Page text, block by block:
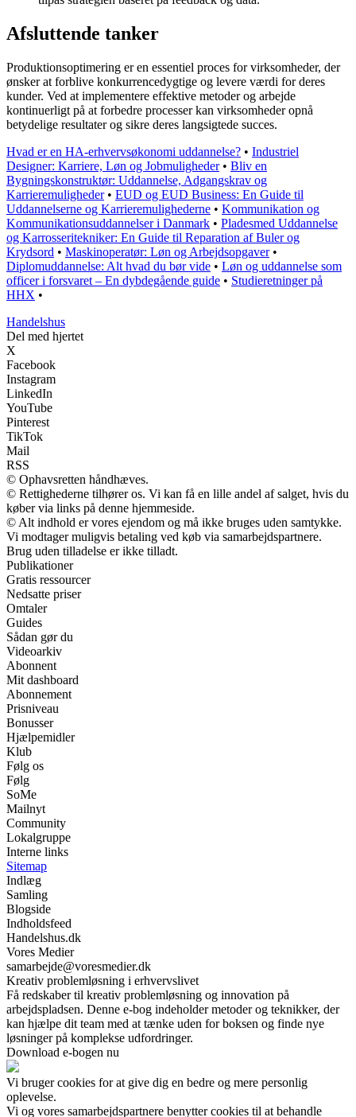
Afsluttende tanker
Produktionsoptimering er en essentiel proces for virksomheder, der
ønsker at forblive konkurrencedygtige og levere værdi for deres
kunder. Ved at implementere effektive metoder og arbejde
kontinuerligt på at forbedre processer kan virksomheder opnå
betydelige resultater og sikre deres langsigtede succes.
Hvad er en HA-erhvervsøkonomi uddannelse? • Industriel
Designer: Karriere, Løn og Jobmuligheder• Bliv en
Bygningskonstruktør: Uddannelse, Adgangskrav og
Karrieremuligheder• EUD og EUD Business: En Guide til
Uddannelserne og Karrieremulighederne • Kommunikation og
Kommunikationsuddannelser i Danmark • Pladesmed Uddannelse
og Karrosseritekniker: En Guide til Reparation af Buler og
Krydsord • Maskinoperatør: Løn og Arbejdsopgaver•
Diplomuddannelse: Alt hvad du bør vide • Løn og uddannelse som
officer i forsvaret – En dybdegående guide • Studieretninger på
HHX •
Handelshus
Del med hjertet
X
Facebook
Instagram
LinkedIn
YouTube
Pinterest
TikTok
Mail
RSS
© Ophavsretten håndhæves.
© Rettighederne tilhører os. Vi kan få en lille andel af salget, hvis du
køber via links på denne hjemmeside.
© Alt indhold er vores ejendom og må ikke bruges uden samtykke.
Vi modtager muligvis betaling ved køb via samarbejdspartnere.
Brug uden tilladelse er ikke tilladt.
Publikationer
Gratis ressourcer
Nedsatte priser
Omtaler
Guides
Sådan gør du
Videoarkiv
Abonnent
Mit dashboard
Abonnement
Prisniveau
Bonusser
Hjælpemidler
Klub
Følg os
Følg
SoMe
Mailnyt
Community
Lokalgruppe
Interne links
Sitemap
Indlæg
Samling
Blogside
Indholdsfeed
Handelshus.dk
Vores Medier
samarbejde@voresmedier.dk
Kreativ problemløsning i erhvervslivet
Få redskaber til kreativ problemløsning og innovation på
arbejdspladsen. Denne e-bog indeholder metoder og teknikker, der
kan hjælpe dit team med at tænke uden for boksen og finde nye
løsninger på komplekse udfordringer.
Download e-bogen nu
Vi bruger cookies for at give dig en bedre og mere personlig
oplevelse.
Vi og vores samarbejdspartnere benytter cookies til at behandle